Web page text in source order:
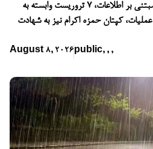
در هنگو، در جریان یک عملیات مبتنی بر اطلاعات، ۷ تروریست وابسته به
کپتان حمزه اکرام نیز به شهادت
August 8, 2026 public, , ,